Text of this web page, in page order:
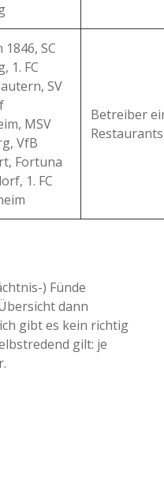
1846, SC
1. FC
SV
MSV
VfB
Fortuna
1. FC
Betreiber
) Fünde
dann
gibt es kein richtig
gilt: je